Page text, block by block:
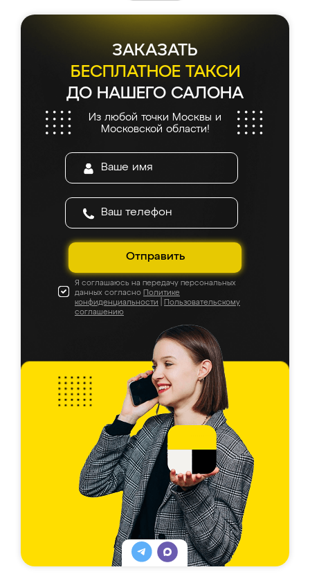
ЗАКАЗАТЬ
БЕСПЛАТНОЕ ТАКСИ
ДО НАШЕГО САЛОНА
Из любой точки Москвы и
Московской области!
Отправить
Я соглашаюсь на передачу персональных
данных согласно Политике
конфиденциальности
Пользовательскому
соглашению